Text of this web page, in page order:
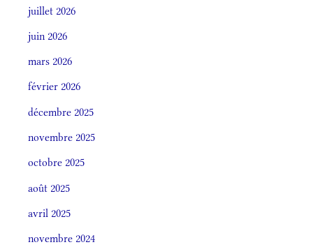
juillet 2026
juin 2026
mars 2026
février 2026
décembre 2025
novembre 2025
octobre 2025
août 2025
avril 2025
novembre 2024